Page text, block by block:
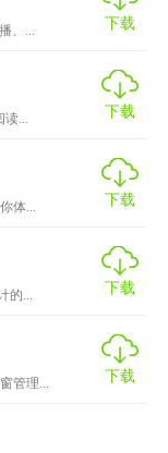
、...
下载
读...
下载
体...
下载
的...
下载
管理...
下载